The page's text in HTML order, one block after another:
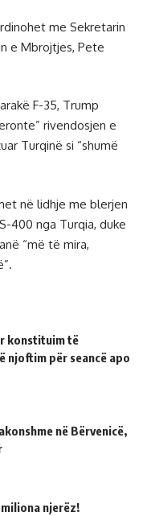
me Sekretarin
e Mbrojtjes, Pete
F-35, Trump
rivendosjen e
Turqinë si “shumë
në lidhje me blerjen
400 nga Turqia, duke
“më të mira,
konstituim të
njoftim për seancë apo
në Bërvenicë,
njerëz!